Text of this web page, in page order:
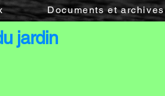
Documents et archives
jardin